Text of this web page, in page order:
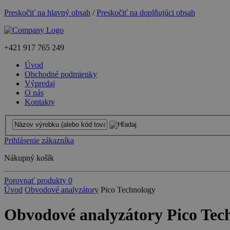
Preskočiť na hlavný obsah /Preskočiť na doplňujúci obsah
+421 917 765 249
Úvod
Obchodné podmienky
Výpredaj
O nás
Kontakty
Prihlásenie zákazníka
Nákupný košík
Porovnať produkty 0
Úvod Obvodové analyzátory Pico Technology
Obvodové analyzátory Pico